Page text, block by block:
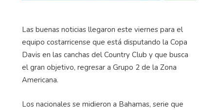
Las buenas noticias llegaron este viernes para el
equipo costarricense que está disputando la Copa
Davis en las canchas del Country Club y que busca
el gran objetivo, regresar a Grupo 2 de la Zona
Americana.
Los nacionales se midieron a Bahamas, serie que